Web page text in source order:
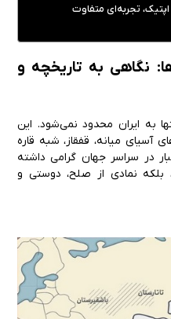
نگاهی به تاریخچه و
به ایران محدود نمی‌شود. این
آسیای میانه، قفقاز، شبه قاره
در سراسر جهان گرامی داشته
نمادی از صلح، دوستی و